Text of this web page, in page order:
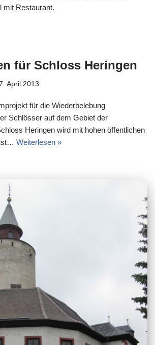
mit Restaurant.
für Schloss Heringen
April 2013
für die Wiederbelebung
Schlösser auf dem Gebiet der
Heringen wird mit hohen öffentlichen
Weiterlesen »